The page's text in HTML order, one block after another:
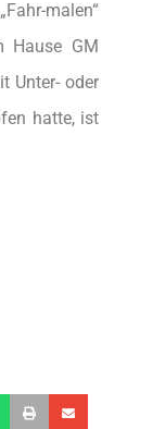
malen“
Hause GM
Unter- oder
hatte, ist